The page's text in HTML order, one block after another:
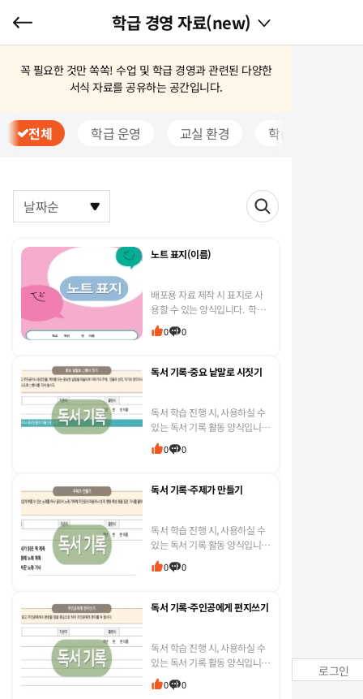
학급 경영 자료(new)
꼭 필요한 것만 쏙쏙! 수업 및 학급 경영과 관련된 다양한
서식 자료를 공유하는 공간입니다.
전체 학급 운영 교실 환경 학습 활동
날짜순
노트 표지(이름)
배포용 자료 제작 시 표지로 사
용할 수 있는 양식입니다. 학년/
반/번호가 있는 이미지와 없는
이미지 2종류입니다. *선생님
수 있도록 한글 파일로...
0 0
독서 기록-중요 낱말로 시짓기
독서 학습 진행 시, 사용하실 수
있는 독서 기록 활동 양식입니
다. * 선생님 교실에 맞게 수정하
여 활용하실 수 있도록 한글 파
0 0
독서 기록-주제가 만들기
독서 학습 진행 시, 사용하실 수
있는 독서 기록 활동 양식입니
다. * 선생님 교실에 맞게 수정하
여 활용하실 수 있도록 한글 파
0 0
독서 기록-주인공에게 편지쓰기
독서 학습 진행 시, 사용하실 수
있는 독서 기록 활동 양식입니
다. * 선생님 교실에 맞게 수정하
여 활용하실 수 있도록 한글 파
0 0
로그인